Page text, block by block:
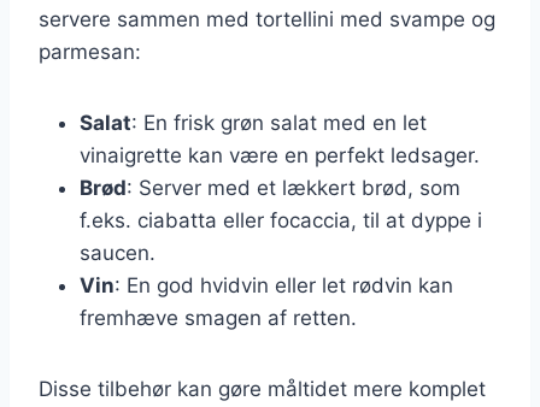
servere sammen med tortellini med svampe og
parmesan:
Salat: En frisk grøn salat med en let
vinaigrette kan være en perfekt ledsager.
Brød: Server med et lækkert brød, som
f.eks. ciabatta eller focaccia, til at dyppe i
saucen.
Vin: En god hvidvin eller let rødvin kan
fremhæve smagen af retten.
Disse tilbehør kan gøre måltidet mere komplet